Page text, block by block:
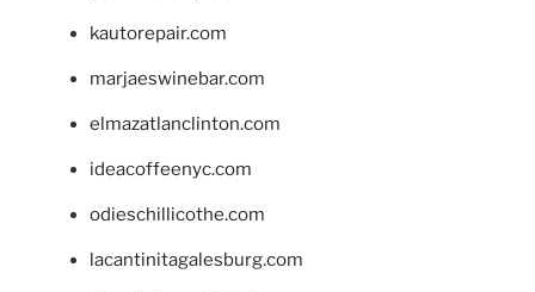
kautorepair.com
marjaeswinebar.com
elmazatlanclinton.com
ideacoffeenyc.com
odieschillicothe.com
lacantinitagalesburg.com